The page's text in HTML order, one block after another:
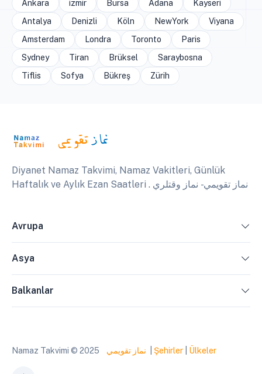
Ankara
izmir Bursa Adana
Kayseri
Antalya
Denizli Köln NewYork
Viyana
Amsterdam
Londra Toronto
Paris
Sydney
Tiran Brüksel
Saraybosna
Tiflis
Sofya Bükreş Zürih
Diyanet Namaz Takvimi, Namaz Vakitleri, Günlük
Haftalık ve Aylık Ezan Saatleri . نماز تقويمي - نماز وقتلري
Avrupa
Asya
Balkanlar
Namaz Takvimi © 2025 نماز تقويمي Şehirler Ülkeler